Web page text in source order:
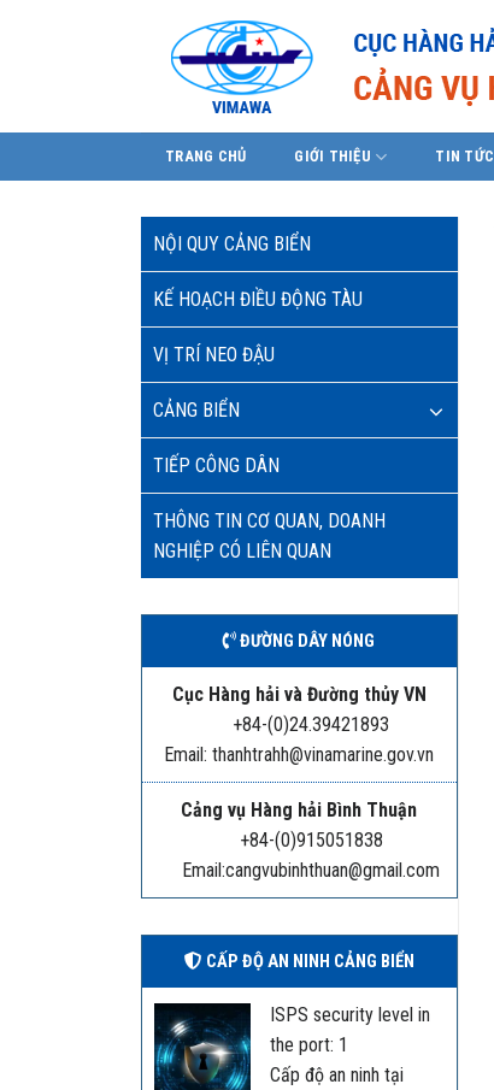
TRANG CHỦ GIỚI THIỆU TIN TỨC
NỘI QUY CẢNG BIỂN
KẾ HOẠCH ĐIỀU ĐỘNG TÀU
VỊ TRÍ NEO ĐẬU
CẢNG BIỂN
TIẾP CÔNG DÂN
THÔNG TIN CƠ QUAN, DOANH
NGHIỆP CÓ LIÊN QUAN
ĐƯỜNG DÂY NÓNG
Cục Hàng hải và Đường thủy VN
+84-(0)24.39421893
Email: thanhtrahh@vinamarine.gov.vn
Cảng vụ Hàng hải Bình Thuận
+84-(0)915051838
Email:cangvubinhthuan@gmail.com
CẤP ĐỘ AN NINH CẢNG BIỂN
ISPS security level in
the port: 1
Cấp độ an ninh tại